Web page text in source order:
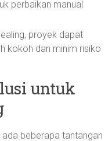
perbaikan manual
proyek dapat
kokoh dan minim risiko
untuk
ada beberapa tantangan